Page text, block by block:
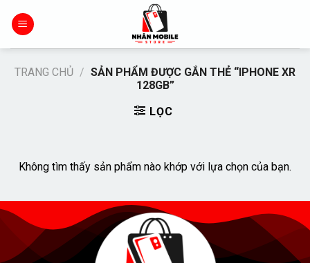
đến
TRANG CHỦ / SẢN PHẨM ĐƯỢC GẮN THẺ “IPHONE XR
128GB”
LỌC
Không tìm thấy sản phẩm nào khớp với lựa chọn của bạn.